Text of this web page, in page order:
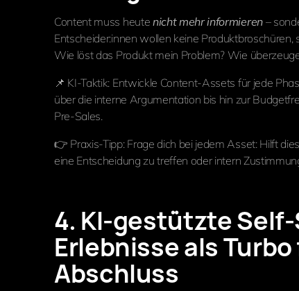
Content muss heute nicht mehr informieren–
Entscheider:innen wollen keine
Wie löst das Produkt mein Problem? Wie
📌 KI-Taktik: Entwickle Content-Assets für jede
über die interne Argumentation bis hin zur
Pre-Sales.
👉 Praxis-Tipp: Frage dich bei jedem Asset: Hilft
eine Entscheidung zu treffen oder intern
4. KI-gestützte
Erlebnisse als
Abschluss